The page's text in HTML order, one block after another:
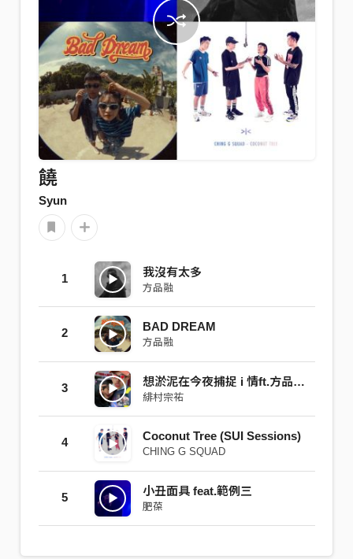
饒
Syun
1 我沒有太多
方品融
2 BAD DREAM
方品融
3 想淤泥在今夜捕捉 i 情ft.方品融（Prod.by鱔魚意麵）
緋村宗祐
4 Coconut Tree (SUI Sessions)
CHING G SQUAD
5 小丑面具 feat.範例三
肥葆